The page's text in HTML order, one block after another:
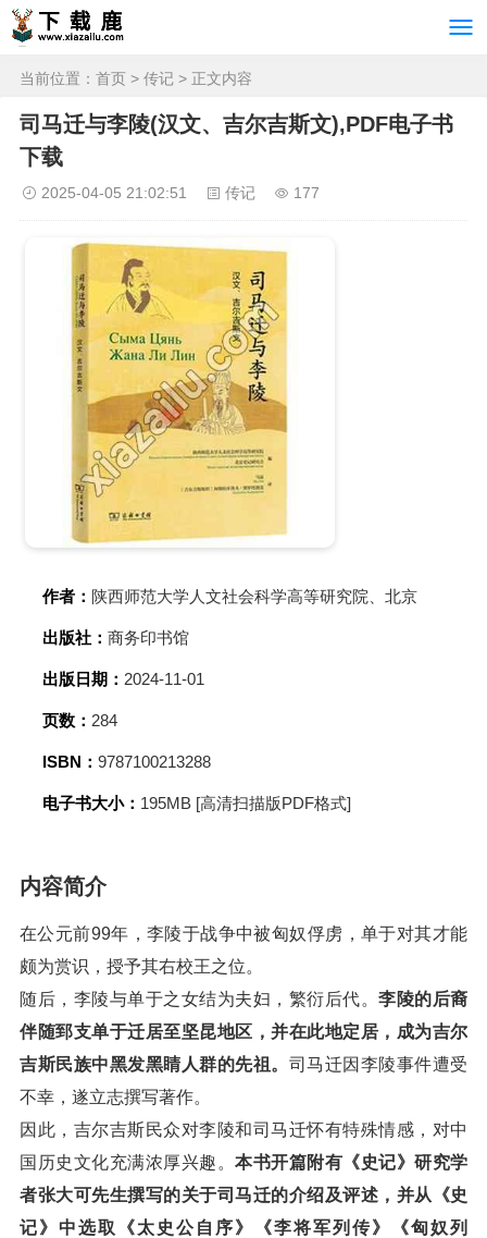
当前位置： 首页 > 传记 > 正文内容
司马迁与李陵(汉文、吉尔吉斯文),PDF电子书
下载
2025-04-05 21:02:51 传记 177
作者： 陕西师范大学人文社会科学高等研究院、北京
出版社： 商务印书馆
出版日期： 2024-11-01
页数： 284
ISBN： 9787100213288
电子书大小： 195MB [高清扫描版PDF格式]
内容简介
在公元前99年，李陵于战争中被匈奴俘虏，单于对其才能
颇为赏识，授予其右校王之位。
随后，李陵与单于之女结为夫妇，繁衍后代。 李陵的后裔
伴随郅支单于迁居至坚昆地区，并在此地定居，成为吉尔
吉斯民族中黑发黑睛人群的先祖。 司马迁因李陵事件遭受
不幸，遂立志撰写著作。
因此，吉尔吉斯民众对李陵和司马迁怀有特殊情感，对中
国历史文化充满浓厚兴趣。 本书开篇附有《史记》研究学
者张大可先生撰写的关于司马迁的介绍及评述，并从《史
记》中选取《太史公自序》《李将军列传》《匈奴列